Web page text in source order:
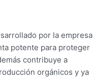
por la empresa
potente para proteger
contribuye a
orgánicos y ya